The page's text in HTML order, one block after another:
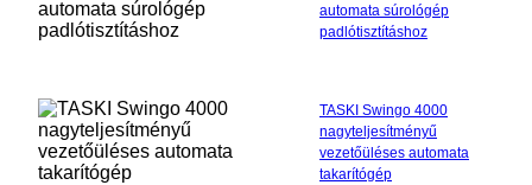
automata súrológép
padlótisztításhoz
TASKI Swingo 4000
nagyteljesítményű
vezetőüléses automata
takarítógép